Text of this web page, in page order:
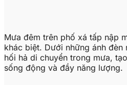
Mưa đêm trên phố xá tấp nập
khác biệt. Dưới những ánh
hối hả di chuyển trong mưa,
sống động và đầy năng lượng.